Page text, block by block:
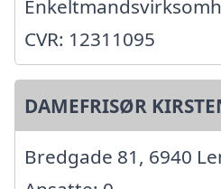
CVR: 12311095
DAMEFRISØR
Bredgade 81, 6940